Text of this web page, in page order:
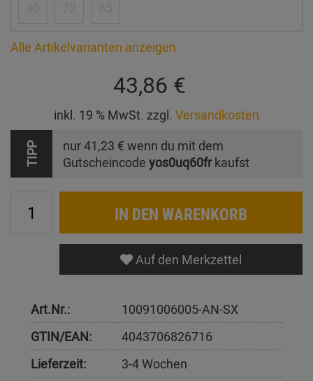
Alle Artikelvarianten anzeigen
43,86 €
inkl. 19 % MwSt. zzgl. Versandkosten
TIPP nur41,23 € wenn du mit dem
Gutscheincode yos0uq60frkaufst
IN DEN WARENKORB
Auf den Merkzettel
Art.Nr.:
10091006005-AN-SX
GTIN/EAN:
4043706826716
Lieferzeit:
3-4 Wochen